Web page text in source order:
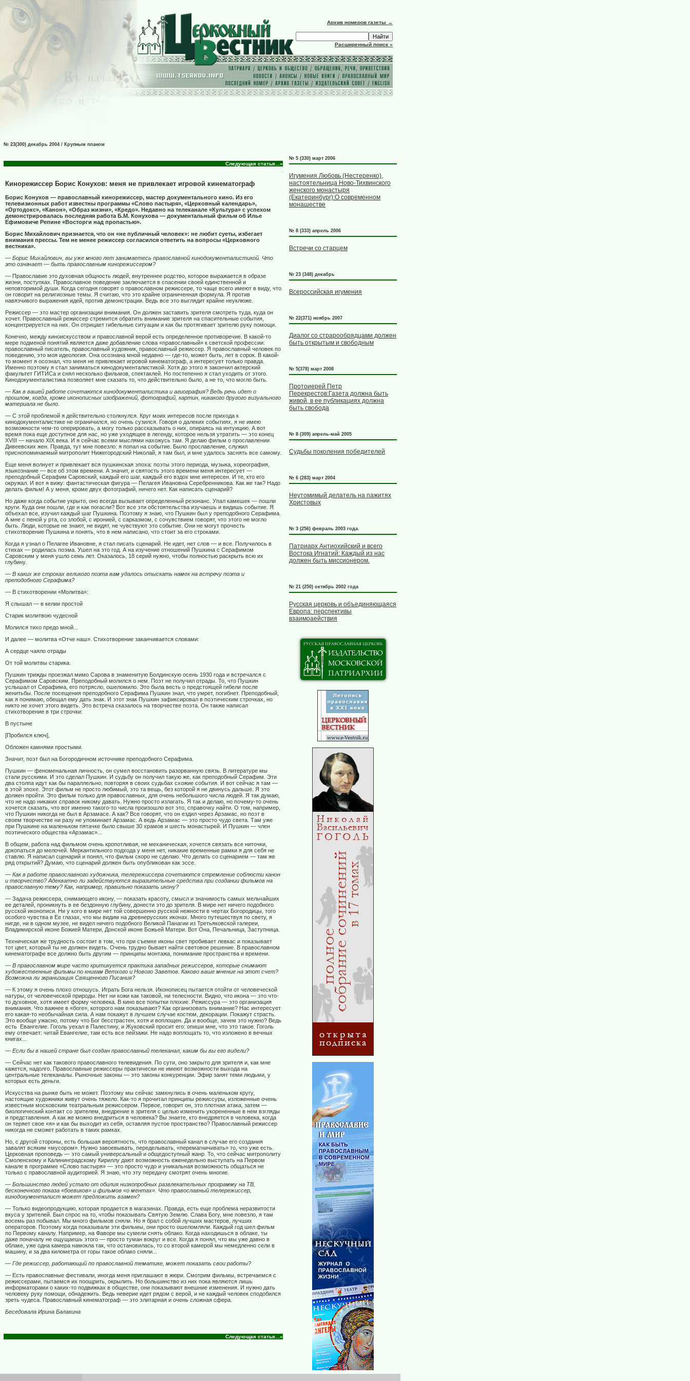
Архив номеров газеты →
Расширенный поиск »
№ 23(300) декабрь 2004 / Крупным планом
Следующая статья...»
Кинорежиссер Борис Конухов: меня не привлекает игровой кинематограф
Борис Конухов — православный кинорежиссер, мастер документального кино. Из его
телевизионных работ известны программы «Слово пастыря», «Церковный календарь»,
«Ортодокс», «Канон», «Образ жизни», «Кредо». Недавно на телеканале «Культура» с успехом
демонстрировалась последняя работа Б.М. Конухова — документальный фильм об Илье
Ефимовиче Репине «Восторги над пропастью».
Борис Михайлович признается, что он «не публичный человек»: не любит суеты, избегает
внимания прессы. Тем не менее режиссер согласился ответить на вопросы «Церковного
вестника».
— Борис Михайлович, вы уже много лет занимаетесь православной кинодокументалистикой. Что
это означает — быть православным кинорежиссером?
— Православие это духовная общность людей, внутреннее родство, которое выражается в образе
жизни, поступках. Православное поведение заключается в спасении своей единственной и
неповторимой души. Когда сегодня говорят о православном режиссере, то чаще всего имеют в виду, что
он говорит на религиозные темы. Я считаю, что это крайне ограниченная формула. Я против
навязчивого выражения идей, против демонстрации. Ведь все это выглядит крайне неуклюже.
Режиссер — это мастер организации внимания. Он должен заставить зрителя смотреть туда, куда он
хочет. Православный режиссер стремится обратить внимание зрителя на спасительные события,
концентрируется на них. Он отрицает гибельные ситуации и как бы протягивает зрителю руку помощи.
Конечно, между киноискусством и православной верой есть определенное противоречие. В какой-то
мере подменой понятий является даже добавление слова «православный» к светской профессии:
православный писатель, православный художник, православный режиссер. Я православный человек по
поведению, это моя идеология. Она осознана мной недавно — где-то, может быть, лет в сорок. В какой-
то момент я осознал, что меня не привлекает игровой кинематограф, а интересует только правда.
Именно поэтому я стал заниматься кинодокументалистикой. Хотя до этого я закончил актерский
факультет ГИТИСа и снял несколько фильмов, спектаклей. Но постепенно я стал уходить от этого.
Кинодокументалистика позволяет мне сказать то, что действительно было, а не то, что могло быть.
— Как в вашей работе сочетаются кинодокументалистика и агиография? Ведь речь идет о
прошлом, когда, кроме иконописных изображений, фотографий, картин, никакого другого визуального
материала не было.
— С этой проблемой я действительно столкнулся. Круг моих интересов после прихода к
кинодокументалистике не ограничился, но очень сузился. Говоря о далеких событиях, я не имею
возможности чем-то оперировать, а могу только рассказывать о них, опираясь на интуицию. А вот
время пока еще доступное для нас, но уже уходящее в легенду, которое нельзя утратить — это конец
ХVIII — начало ХIХ века. И я сейчас всеми мыслями нахожусь там. Я делаю фильм о прославлении
Дивеевских жен. Правда, тут мне повезло: я попал на событие. Было прославление, служил
приснопоминаемый митрополит Нижегородский Николай, я там был, и мне удалось заснять все самому.
Еще меня волнует и привлекает вся пушкинская эпоха: поэты этого периода, музыка, хореография,
языкознание — все об этом времени. А значит, и святость этого времени меня интересует —
преподобный Серафим Саровский, каждый его шаг, каждый его вздох мне интересен. И те, кто его
окружал. И вот я вижу: фантастическая фигура — Пелагея Ивановна Серебренникова. Как же так? Надо
делать фильм! А у меня, кроме двух фотографий, ничего нет. Как написать сценарий?
Но даже когда событие укрыто, оно всегда вызывает определенный резонанс. Упал камешек — пошли
круги. Куда они пошли, где и как погасли? Вот все эти обстоятельства изучаешь и видишь событие. Я
объехал все, изучил каждый шаг Пушкина. Поэтому я знаю, что Пушкин был у преподобного Серафима.
А мне с пеной у рта, со злобой, с иронией, с сарказмом, с сочувствием говорят, что этого не могло
быть. Люди, которые не знают, не видят, не чувствуют это событие. Они не могут прочесть
стихотворение Пушкина и понять, что в нем написано, что стоит за его строками.
Когда я узнал о Пелагее Ивановне, я стал писать сценарий. Не идет, нет слов — и все. Получилось в
стихах — родилась поэма. Ушел на это год. А на изучение отношений Пушкина с Серафимом
Саровским у меня ушло семь лет. Оказалось, 18 серий нужно, чтобы полностью раскрыть всю их
глубину.
— В каких же строках великого поэта вам удалось отыскать намек на встречу поэта и
преподобного Серафима?
— В стихотворении «Молитва»:
Я слышал — в келии простой
Старик молитвою чудесной
Молился тихо предо мной...
И далее — молитва «Отче наш». Стихотворение заканчивается словами:
А сердце чаяло отрады
От той молитвы старика.
Пушкин трижды проезжал мимо Сарова в знаменитую Болдинскую осень 1930 года и встречался с
Серафимом Саровским. Преподобный молился о нем. Поэт не получил отрады. То, что Пушкин
услышал от Серафима, его потрясло, ошеломило. Это была весть о предстоящей гибели после
женитьбы. После посещения преподобного Серафима Пушкин знал, что умрет, погибнет. Преподобный,
как я понимаю, обещал ему дать знак. И этот знак Пушкин зафиксировал в поэтическим строчках, но
никто не хочет этого видеть. Это встреча сказалось на творчестве поэта. Он также написал
стихотворение в три строчки:
В пустыне
[Пробился ключ],
Обложен камнями простыми.
Значит, поэт был на Богородичном источнике преподобного Серафима.
Пушкин — феноменальная личность, он сумел восстановить разорванную связь. В литературе мы
стали русскими. И это сделал Пушкин. И судьбу он получил такую же, как преподобный Серафим. Эти
два столпа идут как бы параллельно, повторяя в своих судьбах схожие события. И вот сейчас я там —
в этой эпохе. Этот фильм не просто любимый, это та вещь, без которой я не двинусь дальше. Я это
должен пройти. Это фильм только для православных, для очень небольшого числа людей. Я так думаю,
что не надо никаких справок никому давать. Нужно просто излагать. Я так и делаю, но почему-то очень
хочется сказать, что вот именно такого-то числа произошло вот это, справочку найти. О том, например,
что Пушкин никогда не был в Арзамасе. А как? Все говорят, что он ездил через Арзамас, но поэт в
своем творчестве ни разу не упоминает Арзамас. А ведь Арзамас — это просто чудо света. Там уже
при Пушкине на маленьком пятачке было свыше 30 храмов и шесть монастырей. И Пушкин — член
поэтического общества «Арзамас»...
В общем, работа над фильмом очень кропотливая, не механическая, хочется связать все ниточки,
докопаться до мелочей. Меркантильного подхода у меня нет, никакие временные рамки я для себя не
ставлю. Я написал сценарий и понял, что фильм скоро не сделаю. Что делать со сценарием — там же
ряд открытий? Думаю, что сценарий должен быть опубликован как эссе.
— Как в работе православного художника, телережиссера сочетаются стремление соблюсти канон
и творчество? Адекватно ли задействуются выразительные средства при создании фильмов на
православную тему? Как, например, правильно показать икону?
— Задача режиссера, снимающего икону, — показать красоту, смысл и значимость самых мельчайших
ее деталей, проникнуть в ее бездонную глубину, донести это до зрителя. В мире нет ничего подобного
русской иконописи. Ни у кого в мире нет той совершенно русской нежности в чертах Богородицы, того
особого чувства в Ее глазах, что мы видим на древнерусских иконах. Много путешествуя по свету, я
нигде, ни в одном музее, не видел ничего подобного Великой Панагии из Третьяковской галереи,
Владимирской иконе Божией Матери, Донской иконе Божьей Матери. Вот Она, Печальница, Заступница.
Техническая же трудность состоит в том, что при съемке иконы свет пробивает левкас и показывает
тот цвет, который ты не должен видеть. Очень трудно бывает найти световое решение. В православном
кинематографе все должно быть другим — принципы монтажа, понимание пространства и времени.
— В православном мире часто критикуется практика западных режиссеров, которые снимают
художественные фильмы по книгам Ветхого и Нового Заветов. Каково ваше мнение на этот счет?
Возможна ли экранизация Священного Писания?
— К этому я очень плохо отношусь. Играть Бога нельзя. Иконописец пытается отойти от человеческой
натуры, от человеческой природы. Нет ни кожи как таковой, ни телесности. Видно, что икона — это что-
то духовное, хотя имеет форму человека. В кино все попытки плохие. Режиссура — это организация
внимания. Что важнее в «боге», которого нам показывают? Как организовать внимание? Нас интересует
его какая-то необычайная сила. А нам покажут в лучшем случае костюм, декорации. Покажут страсть.
Это вообще ужасно, потому что Бог бесстрастен, хотя и воплощен. Да и вообще, зачем это нужно? Ведь
есть Евангелие. Гоголь уехал в Палестину, и Жуковский просит его: опиши мне, что это такое. Гоголь
ему отвечает: читай Евангелие, там есть все пейзажи. Не надо воплощать то, что изложено в вечных
книгах...
— Если бы в нашей стране был создан православный телеканал, каким бы вы его видели?
— Сейчас нет как такового православного телевидения. По сути, оно закрыто для зрителя и, как мне
кажется, надолго. Православные режиссеры практически не имеют возможности выхода на
центральные телеканалы. Рыночные законы — это законы конкуренции. Эфир занят теми людьми, у
которых есть деньги.
Искусства на рынке быть не может. Поэтому мы сейчас замкнулись в очень маленьком кругу,
настоящие художники живут очень тяжело. Как-то я прочитал принципы режиссуры, изложенные очень
известным московским театральным режиссером. Первое, говорит он, это плотная атака, затем —
биологический контакт со зрителем, внедрение в зрителя с целью изменить укорененные в нем взгляды
и представления. А как же можно внедриться в человека? Вы знаете, кто внедряется в человека, когда
он теряет свое «я» и как бы выходит из себя, оставляя пустое пространство? Православный режиссер
никогда не сможет работать в таких рамках.
Но, с другой стороны, есть большая вероятность, что православный канал в случае его создания
завалят всяким «мусором». Нужно завоевывать, переделывать, «перемагничивать» то, что уже есть.
Церковная проповедь — это самый универсальный и общедоступный жанр. То, что сейчас митрополиту
Смоленскому и Калининградскому Кириллу дают возможность еженедельно выступать на Первом
канале в программе «Слово пастыря» — это просто чудо и уникальная возможность общаться не
только с православной аудиторией. Я знаю, что эту передачу смотрят очень многие.
— Большинство людей устало от обилия низкопробных развлекательных программy на ТВ,
бесконечного показа «боевиков» и фильмов «о ментах». Что православный телережиссер,
кинодокументалист может предложить взамен?
— Только видеопродукцию, которая продается в магазинах. Правда, есть еще проблема неразвитости
вкуса у зрителей. Был спрос на то, чтобы показывать Святую Землю. Слава Богу, мне повезло, я там
восемь раз побывал. Мы много фильмов сняли. Но я брал с собой лучших мастеров, лучших
операторов. Поэтому когда показывали эти фильмы, они просто ошеломляли. Каждый год шел фильм
по Первому каналу. Например, на Фаворе мы сумели снять облако. Когда находишься в облаке, ты
даже поначалу не ощущаешь этого — просто туман вокруг и все. Когда я понял, что мы уже давно в
облаке, уже одна камера намокла так, что остановилась, то со второй камерой мы немедленно сели в
машину, и за два километра от горы такое облако сняли...
— Где режиссер, работающий по православной тематике, может показать свои работы?
— Есть православные фестивали, иногда меня приглашают в жюри. Смотрим фильмы, встречаемся с
режиссерами, пытаемся их поощрить, окрылить. Но большинство из них пока являются лишь
информаторами о каких-то подвижках в обществе, они показывают внешние изменения. И нужно дать
человеку руку помощи, обнадежить. Ведь неверие идет рядом с верой, и не каждый человек сподобился
зреть чудеса. Православный кинематограф — это элитарная и очень сложная сфера.
Беседовала Ирина Балакина
Следующая статья...»
№ 5 (330) март 2006
Игумения Любовь (Нестеренко),
настоятельница Ново-Тихвинского
женского монастыря
(Екатеринбург):О современном
монашестве
№ 8 (333) апрель 2006
Встречи со старцем
№ 23 (348) декабрь
Всероссийская игумения
№ 22(371) ноябрь 2007
Диалог со страрообрядцами должен
быть открытым и свободным
№ 5(378) март 2008
Протоиерей Петр
Перекрестов:Газета должна быть
живой, в ее публикациях должна
быть свобода
№ 8 (309) апрель-май 2005
Судьбы поколения победителей
№ 6 (283) март 2004
Неутомимый делатель на пажитях
Христовых
№ 3 (256) февраль 2003 года.
Патриарх Антиохийский и всего
Востока Игнатий: Каждый из нас
должен быть миссионером.
№ 21 (250) октябрь 2002 года
Русская церковь и объединяющаяся
Европа: перспективы
взаимоаействия